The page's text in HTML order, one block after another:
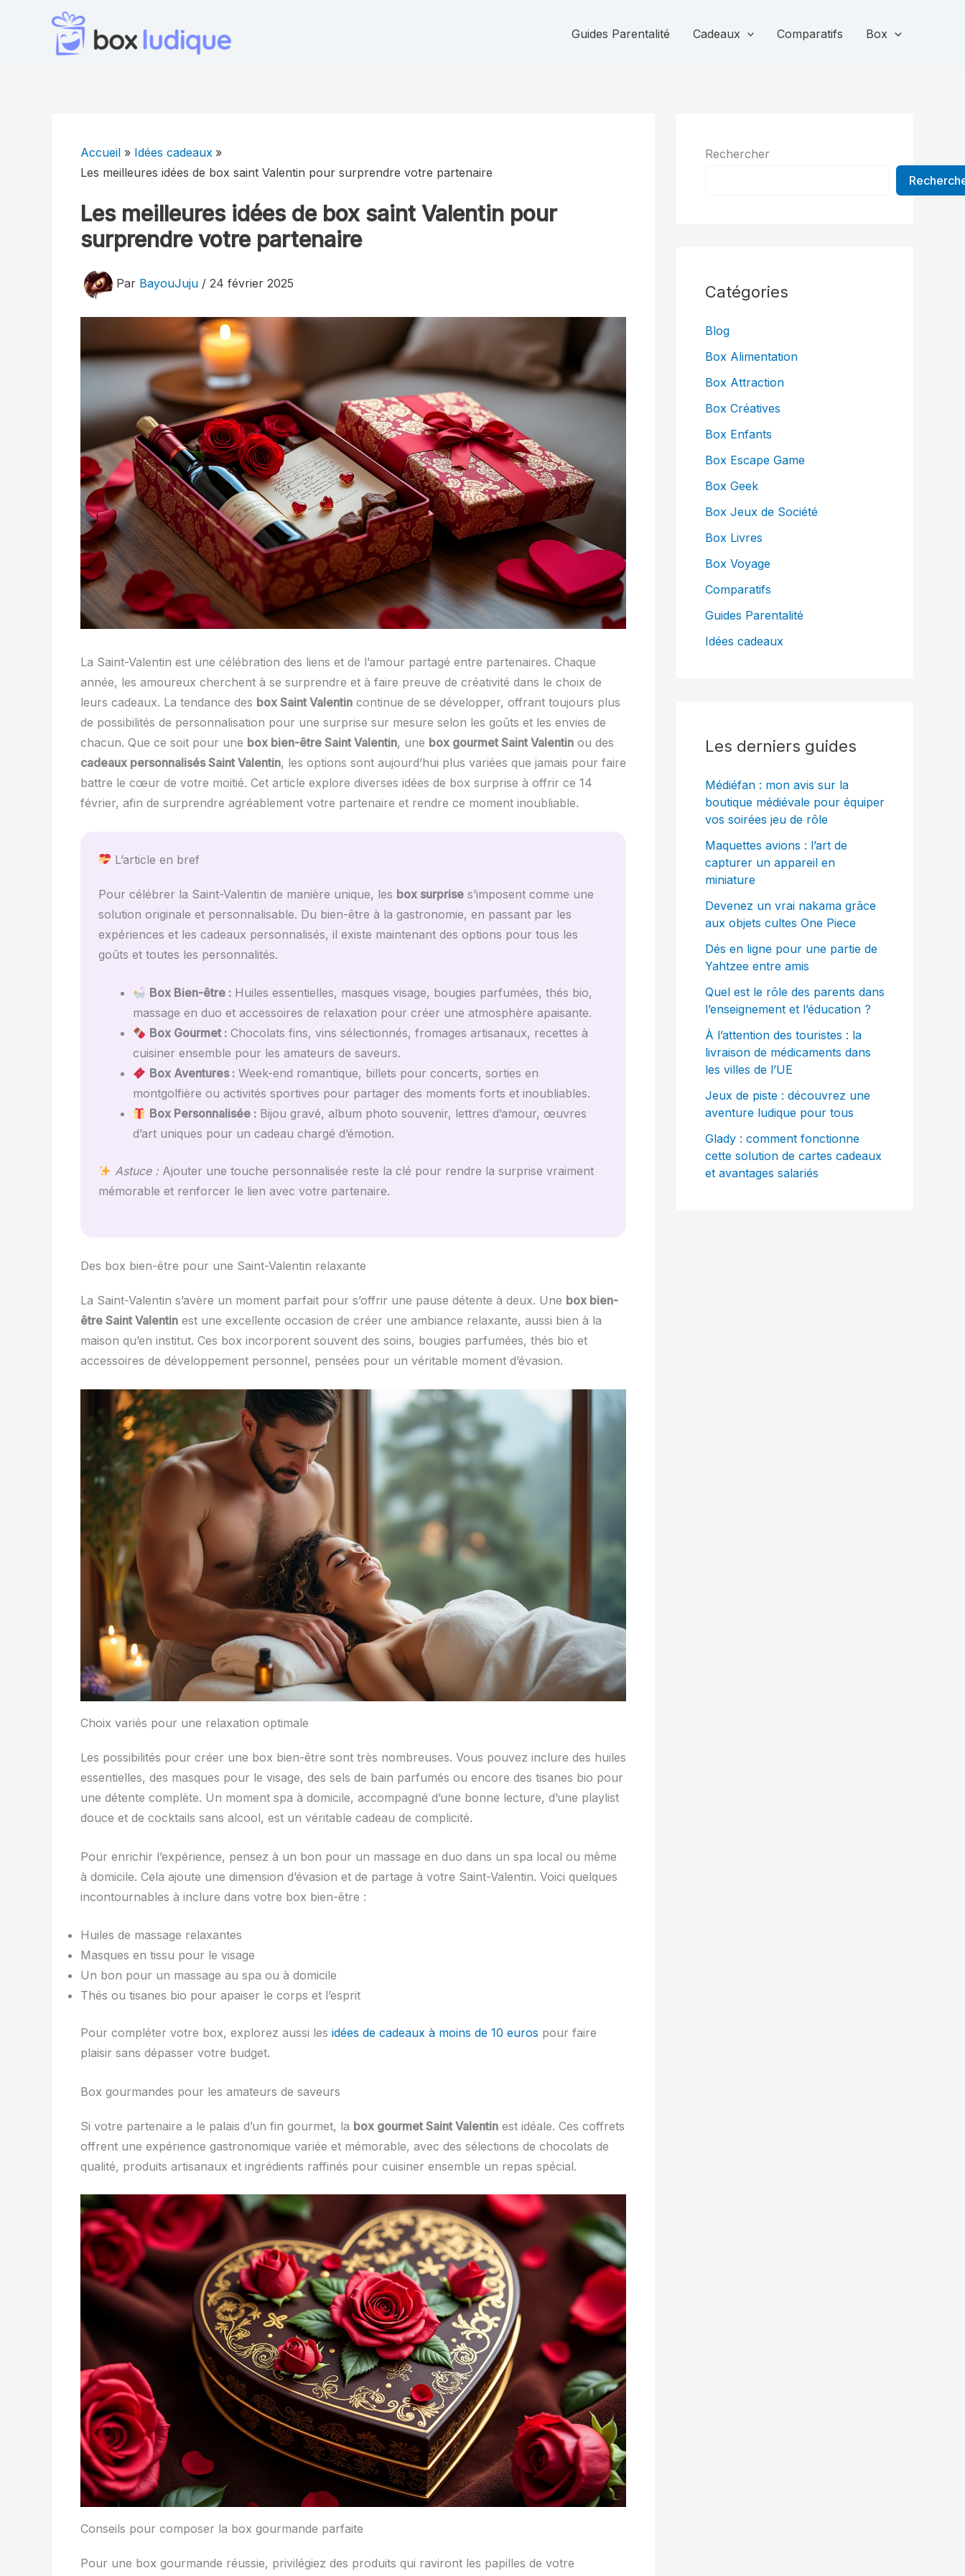
Guides Parentalité Cadeaux Comparatifs Box
Accueil
Idées cadeaux
Les meilleures idées de box saint Valentin pour surprendre votre partenaire
Les meilleures idées de box saint Valentin pour
surprendre votre partenaire
Par BayouJuju / 24 février 2025
La Saint-Valentin est une célébration des liens et de l’amour partagé entre partenaires. Chaque
année, les amoureux cherchent à se surprendre et à faire preuve de créativité dans le choix de
leurs cadeaux. La tendance des box Saint Valentin continue de se développer, offrant toujours plus
de possibilités de personnalisation pour une surprise sur mesure selon les goûts et les envies de
chacun. Que ce soit pour une box bien-être Saint Valentin, une box gourmet Saint Valentin ou des
cadeaux personnalisés Saint Valentin, les options sont aujourd’hui plus variées que jamais pour faire
battre le cœur de votre moitié. Cet article explore diverses idées de box surprise à offrir ce 14
février, afin de surprendre agréablement votre partenaire et rendre ce moment inoubliable.
L’article en bref
Pour célébrer la Saint-Valentin de manière unique, les box surprise s’imposent comme une
solution originale et personnalisable. Du bien-être à la gastronomie, en passant par les
expériences et les cadeaux personnalisés, il existe maintenant des options pour tous les
goûts et toutes les personnalités.
Box Bien-être : Huiles essentielles, masques visage, bougies parfumées, thés bio,
massage en duo et accessoires de relaxation pour créer une atmosphère apaisante.
Box Gourmet : Chocolats fins, vins sélectionnés, fromages artisanaux, recettes à
cuisiner ensemble pour les amateurs de saveurs.
Box Aventures : Week-end romantique, billets pour concerts, sorties en
montgolfière ou activités sportives pour partager des moments forts et inoubliables.
Box Personnalisée : Bijou gravé, album photo souvenir, lettres d’amour, œuvres
d’art uniques pour un cadeau chargé d’émotion.
Astuce : Ajouter une touche personnalisée reste la clé pour rendre la surprise vraiment
mémorable et renforcer le lien avec votre partenaire.
Des box bien-être pour une Saint-Valentin relaxante
La Saint-Valentin s’avère un moment parfait pour s’offrir une pause détente à deux. Une box bien-
être Saint Valentin est une excellente occasion de créer une ambiance relaxante, aussi bien à la
maison qu’en institut. Ces box incorporent souvent des soins, bougies parfumées, thés bio et
accessoires de développement personnel, pensées pour un véritable moment d’évasion.
Choix variés pour une relaxation optimale
Les possibilités pour créer une box bien-être sont très nombreuses. Vous pouvez inclure des huiles
essentielles, des masques pour le visage, des sels de bain parfumés ou encore des tisanes bio pour
une détente complète. Un moment spa à domicile, accompagné d’une bonne lecture, d’une playlist
douce et de cocktails sans alcool, est un véritable cadeau de complicité.
Pour enrichir l’expérience, pensez à un bon pour un massage en duo dans un spa local ou même
à domicile. Cela ajoute une dimension d’évasion et de partage à votre Saint-Valentin. Voici quelques
incontournables à inclure dans votre box bien-être :
Huiles de massage relaxantes
Masques en tissu pour le visage
Un bon pour un massage au spa ou à domicile
Thés ou tisanes bio pour apaiser le corps et l’esprit
Pour compléter votre box, explorez aussi les idées de cadeaux à moins de 10 euros pour faire
plaisir sans dépasser votre budget.
Box gourmandes pour les amateurs de saveurs
Si votre partenaire a le palais d’un fin gourmet, la box gourmet Saint Valentin est idéale. Ces coffrets
offrent une expérience gastronomique variée et mémorable, avec des sélections de chocolats de
qualité, produits artisanaux et ingrédients raffinés pour cuisiner ensemble un repas spécial.
Conseils pour composer la box gourmande parfaite
Pour une box gourmande réussie, privilégiez des produits qui raviront les papilles de votre
Rechercher
Catégories
Blog
Box Alimentation
Box Attraction
Box Créatives
Box Enfants
Box Escape Game
Box Geek
Box Jeux de Société
Box Livres
Box Voyage
Comparatifs
Guides Parentalité
Idées cadeaux
Les derniers guides
Médiéfan : mon avis sur la
boutique médiévale pour équiper
vos soirées jeu de rôle
Maquettes avions : l’art de
capturer un appareil en
miniature
Devenez un vrai nakama grâce
aux objets cultes One Piece
Dés en ligne pour une partie de
Yahtzee entre amis
Quel est le rôle des parents dans
l’enseignement et l’éducation ?
À l’attention des touristes : la
livraison de médicaments dans
les villes de l’UE
Jeux de piste : découvrez une
aventure ludique pour tous
Glady : comment fonctionne
cette solution de cartes cadeaux
et avantages salariés